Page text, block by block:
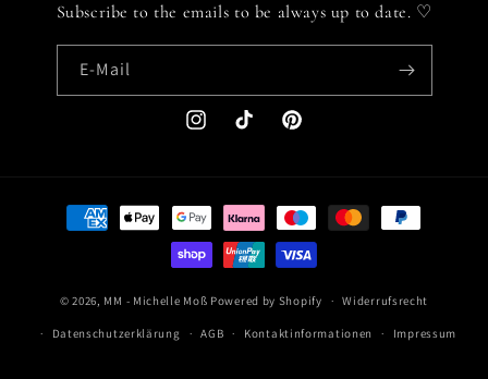
Subscribe to the emails to be always up to date. ♡
E-Mail
InstagramTikTok Pinterest
Zahlungsmethoden
© 2026, MM - Michelle Moß Powered by Shopify Widerrufsrecht
Datenschutzerklärung AGB Kontaktinformationen Impressum